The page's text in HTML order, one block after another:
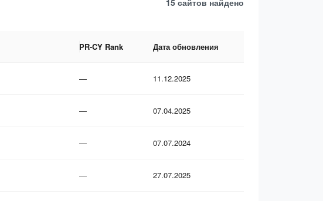
15 сайтов найдено
PR-CY Rank Дата обновления
— 11.12.2025
— 07.04.2025
— 07.07.2024
— 27.07.2025